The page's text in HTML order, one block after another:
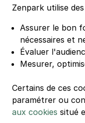
Zenpark utilise
Assurer le bon
nécessaires et
Évaluer
Mesurer,
Certains de ces
paramétrer ou
aux cookies situé